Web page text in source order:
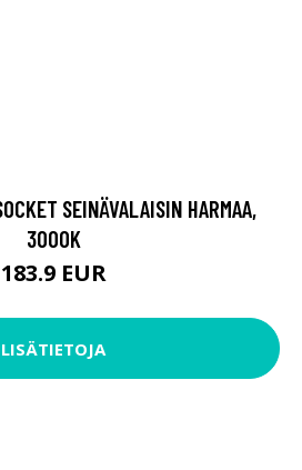
SEINÄVALAISIN HARMAA,
3000K
183.9 EUR
LISÄTIETOJA